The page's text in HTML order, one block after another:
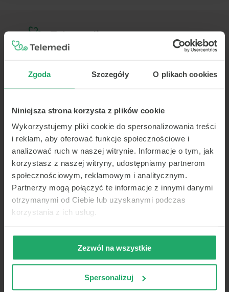
Zgoda Szczegóły O plikach cookies
Niniejsza strona korzysta z plików cookie
Wykorzystujemy pliki cookie do spersonalizowania treści
i reklam, aby oferować funkcje społecznościowe i
analizować ruch w naszej witrynie. Informacje o tym, jak
korzystasz z naszej witryny, udostępniamy partnerom
społecznościowym, reklamowym i analitycznym.
Partnerzy mogą połączyć te informacje z innymi danymi
otrzymanymi od Ciebie lub uzyskanymi podczas
korzystania z ich usług.
Zezwól na wszystkie
Spersonalizuj
Kariera
Aktualności
Praca dla lekarza
Dla ubezpieczycieli
Współpraca b2b
Badania medycyny pracy
Usługi assistance
Mapa – sieć placówek współpracujących
Konsultacje telemedyczne – czat online
i telekonsultacje / teleporady